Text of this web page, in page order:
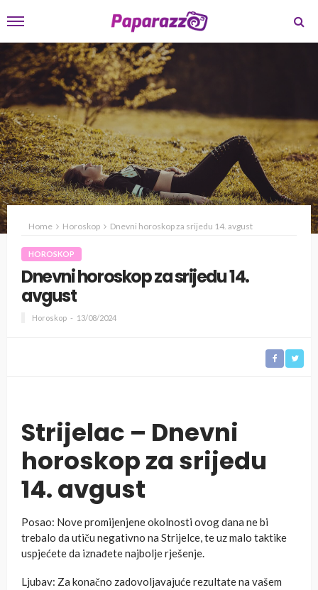
Home Horoskop Dnevni horoskop za srijedu 14. avgust
HOROSKOP
Dnevni horoskop za srijedu 14.
avgust
Horoskop 13/08/2024
Strijelac – Dnevni
horoskop za srijedu
14. avgust
Posao: Nove promijenjene okolnosti ovog dana ne bi
trebalo da utiču negativno na Strijelce, te uz malo taktike
uspjećete da iznađete najbolje rješenje.
Ljubav: Za konačno zadovoljavajuće rezultate na vašem